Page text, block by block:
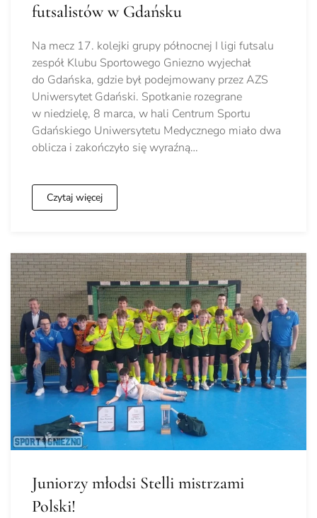
futsalistów w Gdańsku
Na mecz 17. kolejki grupy północnej I ligi futsalu
zespół Klubu Sportowego Gniezno wyjechał
do Gdańska, gdzie był podejmowany przez AZS
Uniwersytet Gdański. Spotkanie rozegrane
w niedzielę, 8 marca, w hali Centrum Sportu
Gdańskiego Uniwersytetu Medycznego miało dwa
oblicza i zakończyło się wyraźną…
Czytaj więcej
Juniorzy młodsi Stelli mistrzami
Polski!